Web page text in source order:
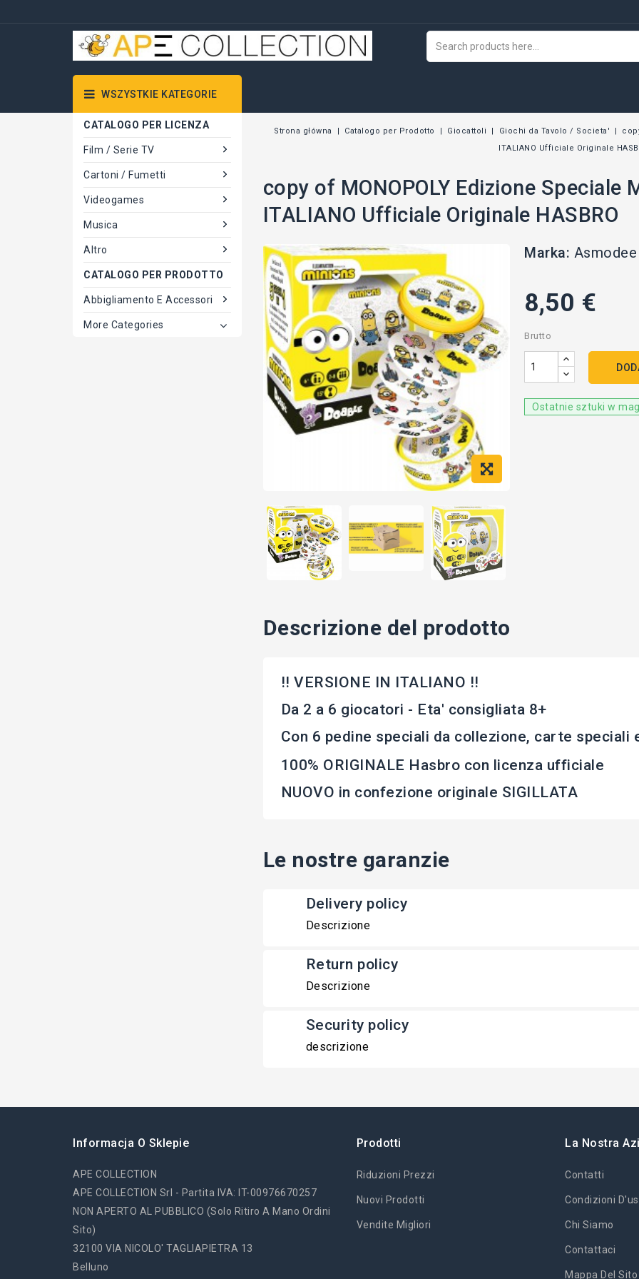
WSZYSTKIE KATEGORIE
CATALOGO PER LICENZA
Film / Serie TV
Cartoni / Fumetti
Videogames
Musica
Altro
CATALOGO PER PRODOTTO
Abbigliamento E Accessori
More Categories
Strona główna Catalogo per Prodotto Giocattoli Giochi da Tavolo / Societa'
ITALIANO Ufficiale Originale
copy of MONOPOLY Edizione Speciale
ITALIANO Ufficiale Originale HASBRO
Marka: Asmodee
8,50 €
Brutto
Ostatnie sztuki w
Descrizione del prodotto
!! VERSIONE IN ITALIANO !!
Da 2 a 6 giocatori - Eta' consigliata 8+
Con 6 pedine speciali da collezione, carte speciali
100% ORIGINALE Hasbro con licenza ufficiale
NUOVO in confezione originale SIGILLATA
Le nostre garanzie
Delivery policy
Descrizione
Return policy
Descrizione
Security policy
descrizione
Informacja O Sklepie
APE COLLECTION
APE COLLECTION Srl - Partita IVA: IT-00976670257
NON APERTO AL PUBBLICO (solo Ritiro A Mano Ordini
Sito)
32100 VIA NICOLO' TAGLIAPIETRA 13
Belluno
Prodotti
Riduzioni Prezzi
Nuovi Prodotti
Vendite Migliori
La Nostra
Contatti
Condizioni
Chi Siamo
Contattaci
Mappa Del Sito